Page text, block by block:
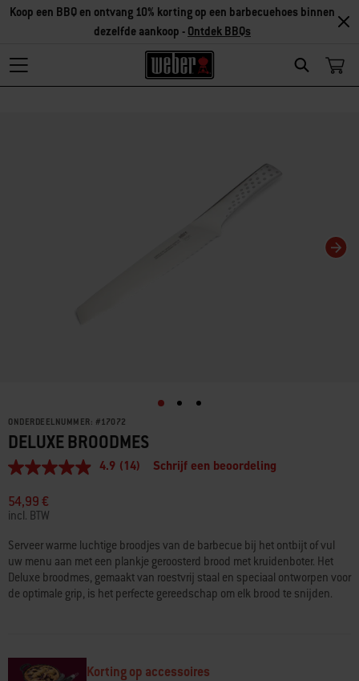
Search
Ontdek accessoires
ONDERDEELNUMMER: #17072
DELUXE BROODMES
4.9
5
sterren,
gemiddelde
scorewaarde.
Read
14
Reviews.
Dezelfde
paginalink.
4.9 (14) Schrijf een beoordeling
54,99 €
incl. BTW
Serveer warme luchtige broodjes van de barbecue bij het ontbijt of vul
uw menu aan met een plankje geroosterd brood met kruidenboter. Het
Deluxe broodmes, gemaakt van roestvrij staal en speciaal ontworpen voor
de optimale grip, is het perfecte gereedschap om elk brood te snijden.
Korting op accessoires